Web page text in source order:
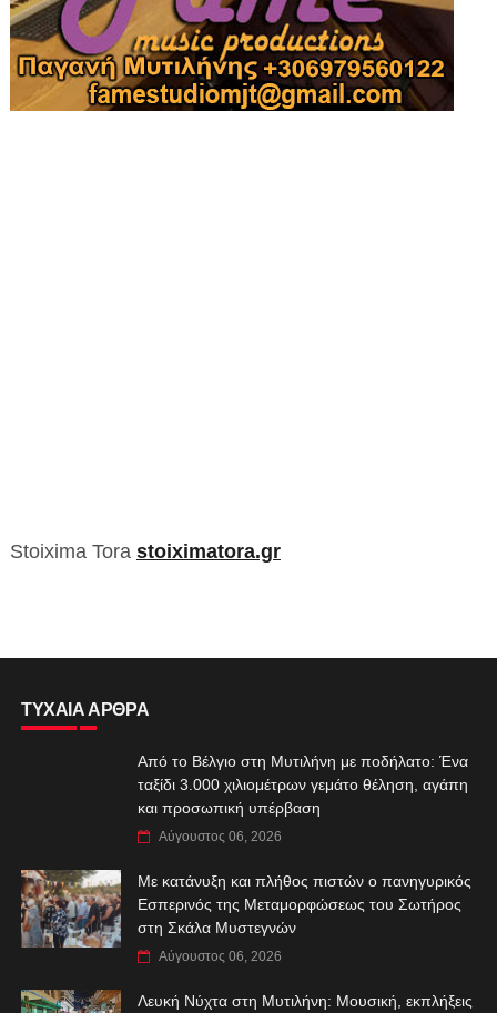
Stoixima Tora stoiximatora.gr
ΤΥΧΑΙΑ ΑΡΘΡΑ
Από το Βέλγιο στη Μυτιλήνη με ποδήλατο: Ένα
ταξίδι 3.000 χιλιομέτρων γεμάτο θέληση, αγάπη
και προσωπική υπέρβαση
Αύγουστος 06, 2026
Με κατάνυξη και πλήθος πιστών ο πανηγυρικός
Εσπερινός της Μεταμορφώσεως του Σωτήρος
στη Σκάλα Μυστεγνών
Αύγουστος 06, 2026
Λευκή Νύχτα στη Μυτιλήνη: Μουσική, εκπλήξεις